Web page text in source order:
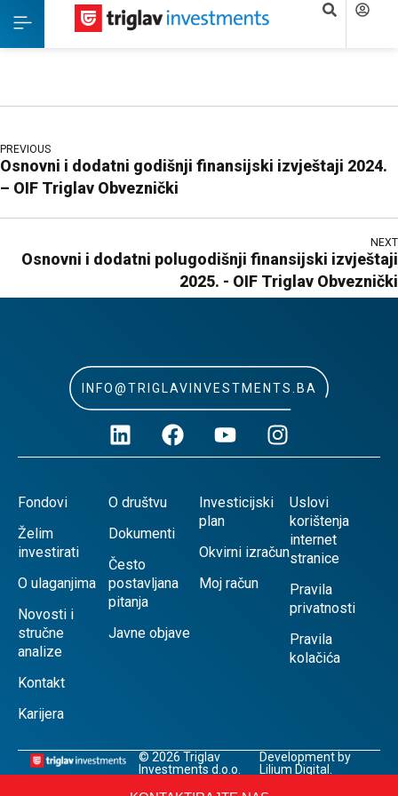
PREVIOUS
Osnovni i dodatni godišnji finansijski izvještaji 2024.
– OIF Triglav Obveznički
NEXT
Osnovni i dodatni polugodišnji finansijski izvještaji
2025. - OIF Triglav Obveznički
INFO@TRIGLAVINVESTMENTS.BA
Fondovi
Želim
investirati
O ulaganjima
Novosti i
stručne
analize
Kontakt
Karijera
O društvu
Dokumenti
Često
postavljana
pitanja
Javne objave
Investicijski
plan
Okvirni izračun
Moj račun
Uslovi
korištenja
internet
stranice
Pravila
privatnosti
Pravila
kolačića
© 2026 Triglav
Investments d.o.o.
Development by
Lilium Digital.